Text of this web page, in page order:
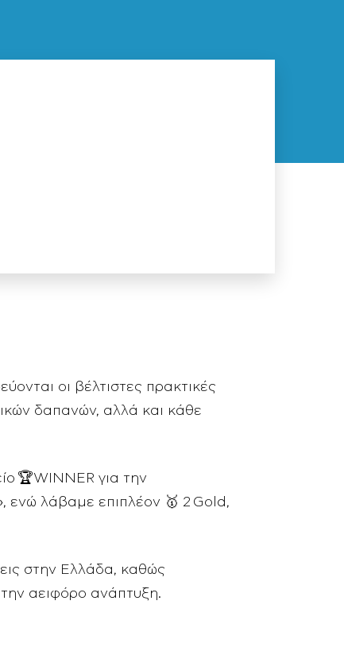
οι βέλτιστες πρακτικές
δαπανών, αλλά και κάθε
🏆WINNER για την
ενώ λάβαμε επιπλέον 🥇 2 Gold,
στην Ελλάδα, καθώς
αειφόρο ανάπτυξη.